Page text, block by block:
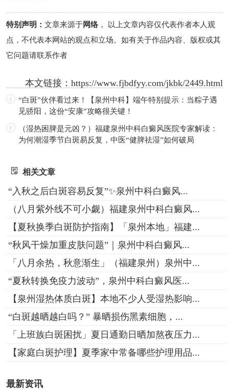
特别声明： 文章来源于网络， 以上文章内容仅代表作者本人观
点，不代表本网站的观点和立场。如有关于作品内容、版权或其
它问题请联系作者
本文链接：https://www.fjbdfyy.com/jkbk/2449.html
“白斑”伙伴看过来！【泉州中科】端午特别提示：当粽子遇
见骄阳，这份“安康”攻略很关键！
（湿热困脾是元凶？）福建泉州中科白癜风医院专家解读：
为何潮湿季节白斑易反复，中医“健脾祛湿”如何破局
相关文章
“入秋之后白斑容易反复”✨泉州中科白癜风...
（八月紫外线不可小觑）福建泉州中科白癜风...
【夏秋换季白斑防护指南】「泉州本地」福建...
“秋风干燥加重皮肤问题”｜泉州中科白癜风...
「八月余热，秋意渐生」（福建泉州）泉州中...
“夏秋转换免疫力波动”，泉州中科白癜风医...
【泉州湿热体质白斑】本地不少人受湿热影响...
“白斑越晒越白吗？” 暴晒损伤黑素细胞，...
「上班族白斑困扰」夏日通勤日晒加熬夜压力...
【家庭白斑护理】夏季家中常备哪些护理用品...
最新资讯